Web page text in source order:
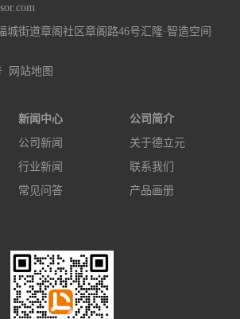
城街道章阁社区章阁路46号汇隆·智造空间
网站地图
新闻中心
公司新闻
行业新闻
常见问答
公司简介
关于德立元
联系我们
产品画册